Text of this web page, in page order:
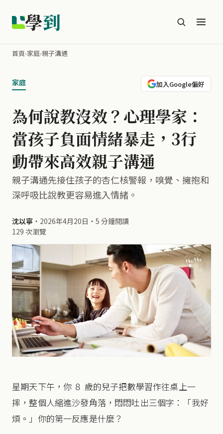
學到
首頁›家庭›親子溝通
家庭 加入Google偏好
為何說教沒效？心理學家：
當孩子負面情緒暴走，3行
動帶來高效親子溝通
親子溝通先接住孩子的杏仁核警報，嗅覺、擁抱和
深呼吸比說教更容易進入情緒。
沈以寧 ・ 2026年4月20日 ・ 5 分鐘閱讀
129 次瀏覽
星期天下午，你 ８ 歲的兒子把數學習作往桌上一
摔，整個人縮進沙發角落，悶悶吐出三個字：「我好
煩。」你的第一反應是什麼？